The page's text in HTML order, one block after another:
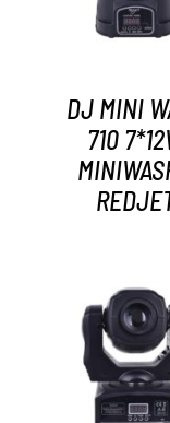
DJ MINI
710
AYRINTILAR